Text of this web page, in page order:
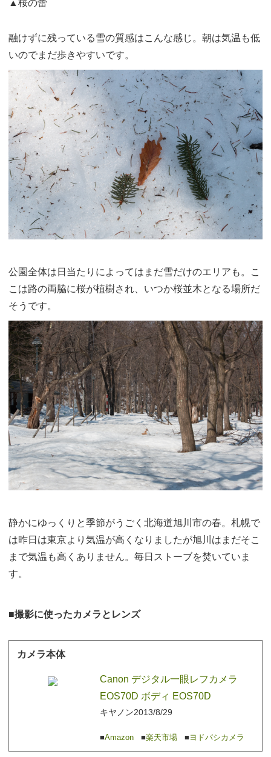
▲桜の蕾
融けずに残っている雪の質感はこんな感じ。朝は気温も低
いのでまだ歩きやすいです。
公園全体は日当たりによってはまだ雪だけのエリアも。こ
こは路の両脇に桜が植樹され、いつか桜並木となる場所だ
そうです。
静かにゆっくりと季節がうごく北海道旭川市の春。札幌で
は昨日は東京より気温が高くなりましたが旭川はまだそこ
まで気温も高くありません。毎日ストーブを焚いていま
す。
撮影に使ったカメラとレンズ
カメラ本体
Canon デジタル一眼レフカメラ
EOS70D ボディ EOS70D
キヤノン2013/8/29
Amazon 楽天市場 ヨドバシカメラ